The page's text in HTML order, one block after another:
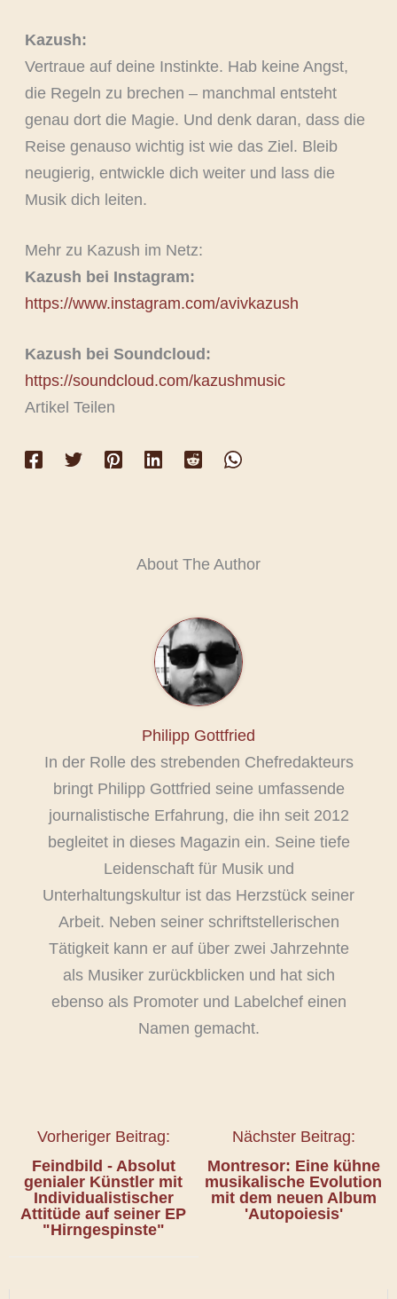
Kazush:
Vertraue auf deine Instinkte. Hab keine Angst,
die Regeln zu brechen – manchmal entsteht
genau dort die Magie. Und denk daran, dass die
Reise genauso wichtig ist wie das Ziel. Bleib
neugierig, entwickle dich weiter und lass die
Musik dich leiten.
Mehr zu Kazush im Netz:
Kazush bei Instagram:
https://www.instagram.com/avivkazush
Kazush bei Soundcloud:
https://soundcloud.com/kazushmusic
Artikel Teilen
About The Author
Philipp Gottfried
In der Rolle des strebenden Chefredakteurs
bringt Philipp Gottfried seine umfassende
journalistische Erfahrung, die ihn seit 2012
begleitet in dieses Magazin ein. Seine tiefe
Leidenschaft für Musik und
Unterhaltungskultur ist das Herzstück seiner
Arbeit. Neben seiner schriftstellerischen
Tätigkeit kann er auf über zwei Jahrzehnte
als Musiker zurückblicken und hat sich
ebenso als Promoter und Labelchef einen
Namen gemacht.
Vorheriger Beitrag:
Feindbild - Absolut
genialer Künstler mit
Individualistischer
Attitüde auf seiner EP
"Hirngespinste"
Nächster Beitrag:
Montresor: Eine kühne
musikalische Evolution
mit dem neuen Album
'Autopoiesis'